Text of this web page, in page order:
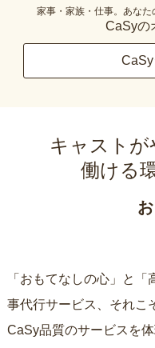
家事・家族・仕事。あなた
CaSyの
キャストが
働ける
「おもてなしの心」と
事代行サービス、それこ
CaSy品質のサービスを